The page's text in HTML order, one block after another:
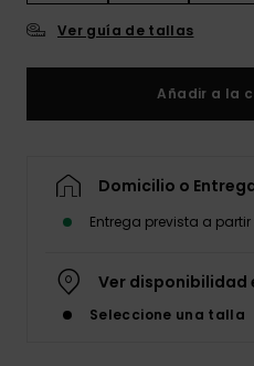
Ver guía de tallas
Añadir a la
Domicilio o
Entrega prevista a partir
Ver disponibilidad
Seleccione una talla